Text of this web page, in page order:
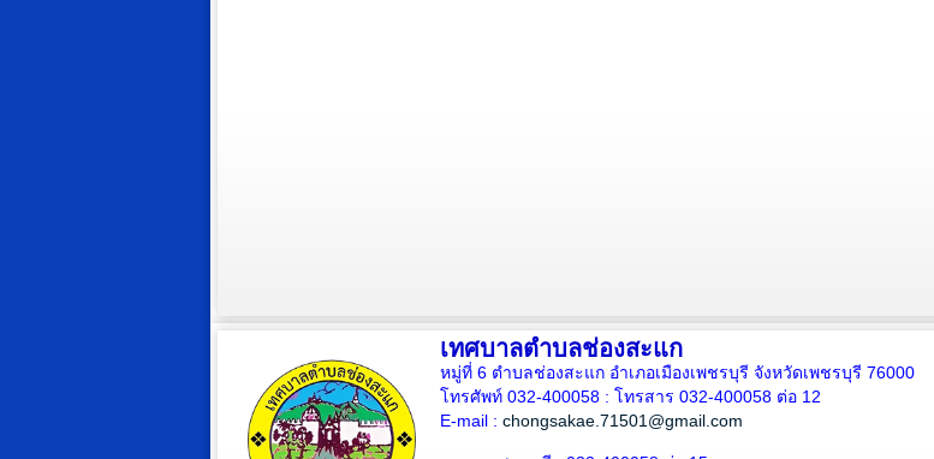
เทศบาลตำบลช่องสะแก
หมู่ที่ 6 ตำบลช่องสะแก อำเภอเมืองเพชรบุรี จังหวัดเพชรบุรี 76000
โทรศัพท์ 032-400058 : โทรสาร 032-400058 ต่อ 12
E-mail : chongsakae.71501@gmail.com